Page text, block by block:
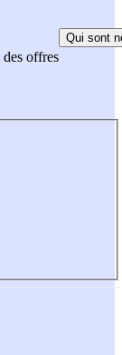
offres
Qui sont